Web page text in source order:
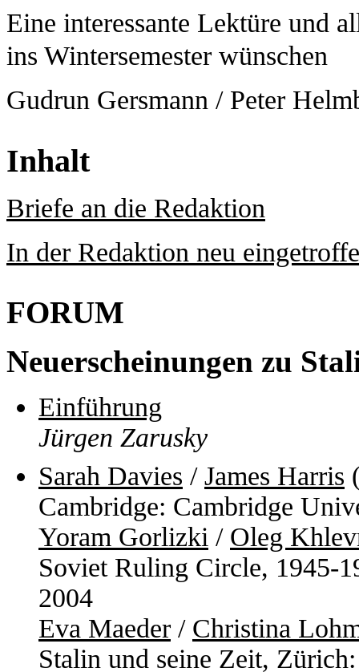
Eine interessante Lektüre und
ins Wintersemester wünschen
Gudrun Gersmann / Peter
Inhalt
Briefe an die Redaktion
In der Redaktion neu
FORUM
Neuerscheinungen zu
Einführung
Jürgen Zarusky
Sarah Davies / James Harris
Cambridge: Cambridge
Yoram Gorlizki / Oleg
Soviet Ruling Circle, 1945-
2004
Eva Maeder / Christina
Stalin und seine Zeit,